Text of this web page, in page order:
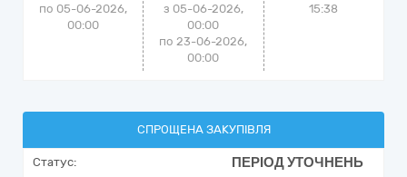
по 05-06-2026,
00:00
з 05-06-2026,
00:00
по 23-06-2026,
00:00
15:38
СПРОЩЕНА ЗАКУПІВЛЯ
Статус: ПЕРІОД УТОЧНЕНЬ